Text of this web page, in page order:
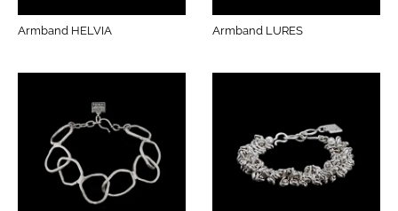
Armband HELVIA Armband LURES